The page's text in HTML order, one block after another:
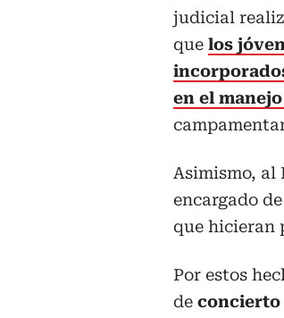
judicial
que los
en el
Asimismo, al
encargado
que hicieran
Por estos
de concierto